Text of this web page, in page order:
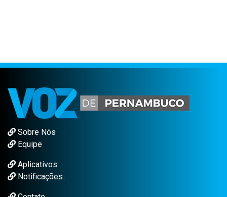
Sobre Nós
Equipe
Aplicativos
Notificações